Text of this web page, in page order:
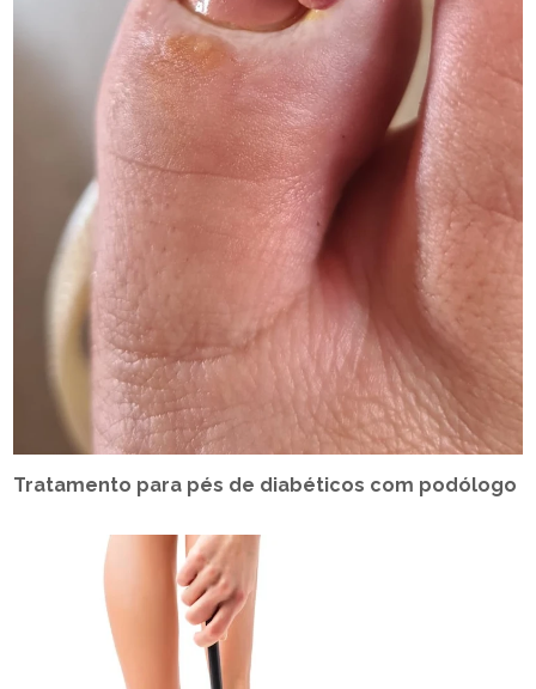
Tratamento para pés de diabéticos com podólogo